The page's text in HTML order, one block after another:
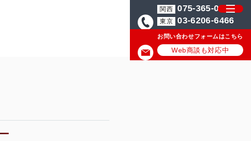
関西 075-365-0571
東京 03-6206-6466
お問い合わせフォームはこちら
Web商談も対応中